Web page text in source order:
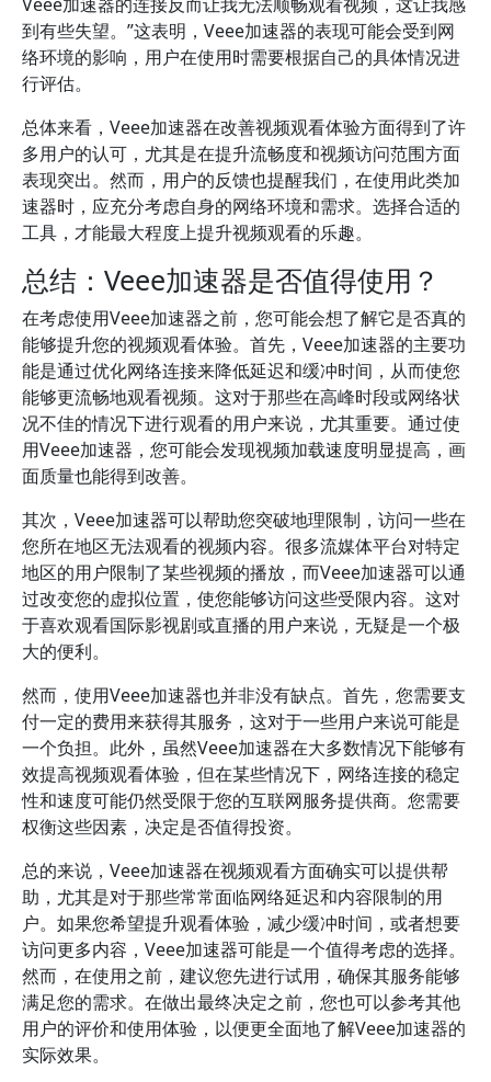
到有些失望。”这表明，Veee加速器的表现可能会受到网
络环境的影响，用户在使用时需要根据自己的具体情况进
行评估。
总体来看，Veee加速器在改善视频观看体验方面得到了许
多用户的认可，尤其是在提升流畅度和视频访问范围方面
表现突出。然而，用户的反馈也提醒我们，在使用此类加
速器时，应充分考虑自身的网络环境和需求。选择合适的
工具，才能最大程度上提升视频观看的乐趣。
总结：Veee加速器是否值得使用？
在考虑使用Veee加速器之前，您可能会想了解它是否真的
能够提升您的视频观看体验。首先，Veee加速器的主要功
能是通过优化网络连接来降低延迟和缓冲时间，从而使您
能够更流畅地观看视频。这对于那些在高峰时段或网络状
况不佳的情况下进行观看的用户来说，尤其重要。通过使
用Veee加速器，您可能会发现视频加载速度明显提高，画
面质量也能得到改善。
其次，Veee加速器可以帮助您突破地理限制，访问一些在
您所在地区无法观看的视频内容。很多流媒体平台对特定
地区的用户限制了某些视频的播放，而Veee加速器可以通
过改变您的虚拟位置，使您能够访问这些受限内容。这对
于喜欢观看国际影视剧或直播的用户来说，无疑是一个极
大的便利。
然而，使用Veee加速器也并非没有缺点。首先，您需要支
付一定的费用来获得其服务，这对于一些用户来说可能是
一个负担。此外，虽然Veee加速器在大多数情况下能够有
效提高视频观看体验，但在某些情况下，网络连接的稳定
性和速度可能仍然受限于您的互联网服务提供商。您需要
权衡这些因素，决定是否值得投资。
总的来说，Veee加速器在视频观看方面确实可以提供帮
助，尤其是对于那些常常面临网络延迟和内容限制的用
户。如果您希望提升观看体验，减少缓冲时间，或者想要
访问更多内容，Veee加速器可能是一个值得考虑的选择。
然而，在使用之前，建议您先进行试用，确保其服务能够
满足您的需求。在做出最终决定之前，您也可以参考其他
用户的评价和使用体验，以便更全面地了解Veee加速器的
实际效果。